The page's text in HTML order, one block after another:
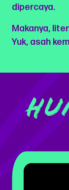
dipercaya.
Makanya,
Yuk, asah